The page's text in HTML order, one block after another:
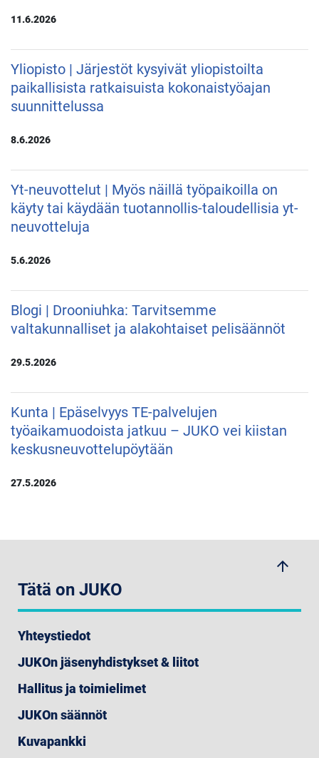
11.6.2026
Yliopisto | Järjestöt kysyivät yliopistoilta
paikallisista ratkaisuista kokonaistyöajan
suunnittelussa
8.6.2026
Yt-neuvottelut | Myös näillä työpaikoilla on
käyty tai käydään tuotannollis-taloudellisia yt-
neuvotteluja
5.6.2026
Blogi | Drooniuhka: Tarvitsemme
valtakunnalliset ja alakohtaiset pelisäännöt
29.5.2026
Kunta | Epäselvyys TE-palvelujen
työaikamuodoista jatkuu – JUKO vei kiistan
keskusneuvottelupöytään
27.5.2026
arrow_upwards
Tätä on JUKO
Yhteystiedot
JUKOn jäsenyhdistykset & liitot
Hallitus ja toimielimet
JUKOn säännöt
Kuvapankki